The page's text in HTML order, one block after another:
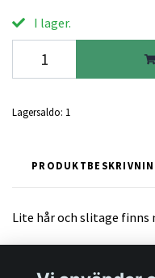
I lager.
Lagersaldo: 1
Lite hår och slitage finns